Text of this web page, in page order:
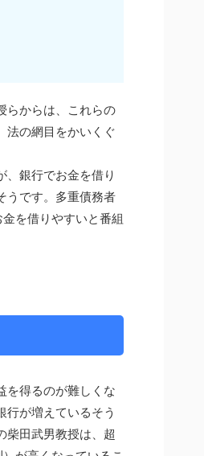
らからは、これらの
法の網目をかいくぐ
、銀行でお金を借り
うです。多重債務者
を借りやすいと番組
を得るのが難しくな
行が増えているそう
柴田武男教授は、超